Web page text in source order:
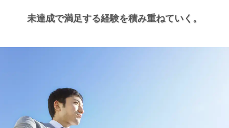
未達成で満足する経験を積み重ねていく。